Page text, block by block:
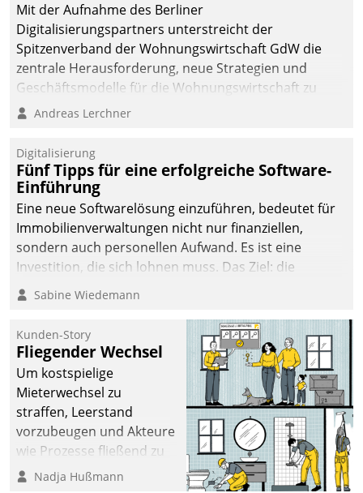
Mit der Aufnahme des Berliner
Digitalisierungspartners unterstreicht der
Spitzenverband der Wohnungswirtschaft GdW die
zentrale Herausforderung, neue Strategien und
Geschäftsmodelle für die Wohnungswirtschaft zu
entwickeln.
Andreas Lerchner
Digitalisierung
Fünf Tipps für eine erfolgreiche Software-
Einführung
Eine neue Softwarelösung einzuführen, bedeutet für
Immobilienverwaltungen nicht nur finanziellen,
sondern auch personellen Aufwand. Es ist eine
Investition, die sich lohnen muss. Das Ziel: die
nachhaltige Optimierung der Geschäftsabläufe. Damit
dieses Ziel erreicht wird, sollten einige Grundregeln
Sabine Wiedemann
Kunden-Story
Fliegender Wechsel
Um kostspielige
Mieterwechsel zu
straffen, Leerstand
vorzubeugen und Akteure
wie Prozesse fließend zu
vernetzen, nutzt die
Nadja Hußmann